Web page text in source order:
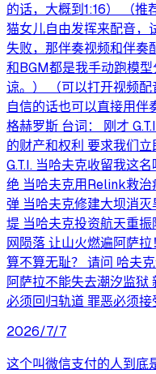
的话，大概到1:16） （
猫女儿自由发挥来配音，
失败，那伴奏视频和伴奏
和BGM都是我手动跑模
谅。） （可以打开视频配
自信的话也可以直接用伴
格赫罗斯 台词： 刚才
的财产和权利 要求我们
G.T.I. 当哈夫克收留我这
绝 当哈夫克用Relink救
弹 当哈夫克修建大坝消
堤 当哈夫克投资航天重
网陨落 让山火燃遍阿萨拉
算不算无耻？ 请问 哈夫
阿萨拉不能失去潮汐监狱
必须回归轨道 罪恶必须接
2026/7/7
这个叫微信支付的人到底